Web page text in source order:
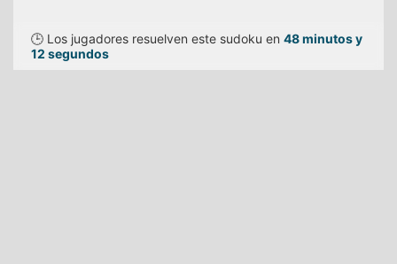
🕒 Los jugadores resuelven este sudoku en 48 minutos y
12 segundos